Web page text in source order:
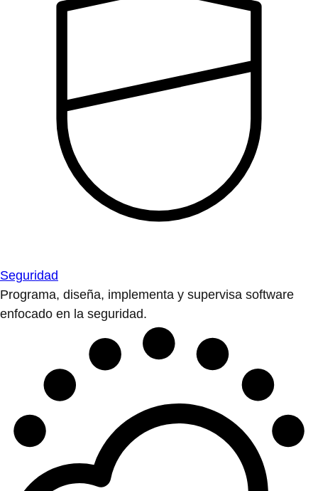
Seguridad
Programa, diseña, implementa y supervisa software
enfocado en la seguridad.